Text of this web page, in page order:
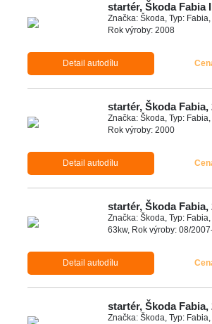
startér, Škoda Fabia
Značka: Škoda, Typ:
Rok výroby: 2008
Detail autodílu
startér, Škoda Fabia,
Značka: Škoda, Typ:
Rok výroby: 2000
Detail autodílu
startér, Škoda Fabia,
Značka: Škoda, Typ:
63kw, Rok výroby: 08/
Detail autodílu
startér, Škoda Fabia,
Značka: Škoda, Typ: